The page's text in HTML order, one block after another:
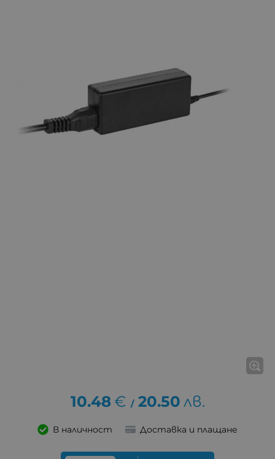
10.48€ / 20.50 лв.
В наличност Доставка и плащане